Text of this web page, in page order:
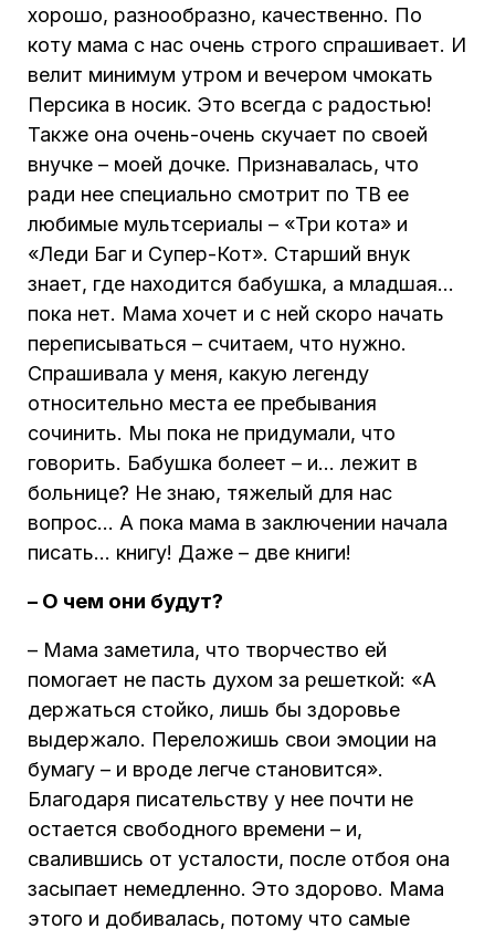
хорошо, разнообразно, качественно. По
коту мама с нас очень строго спрашивает. И
велит минимум утром и вечером чмокать
Персика в носик. Это всегда с радостью!
Также она очень-очень скучает по своей
внучке – моей дочке. Признавалась, что
ради нее специально смотрит по ТВ ее
любимые мультсериалы – «Три кота» и
«Леди Баг и Супер-Кот». Старший внук
знает, где находится бабушка, а младшая…
пока нет. Мама хочет и с ней скоро начать
переписываться – считаем, что нужно.
Спрашивала у меня, какую легенду
относительно места ее пребывания
сочинить. Мы пока не придумали, что
говорить. Бабушка болеет – и… лежит в
больнице? Не знаю, тяжелый для нас
вопрос… А пока мама в заключении начала
писать… книгу! Даже – две книги!
– О чем они будут?
– Мама заметила, что творчество ей
помогает не пасть духом за решеткой: «А
держаться стойко, лишь бы здоровье
выдержало. Переложишь свои эмоции на
бумагу – и вроде легче становится».
Благодаря писательству у нее почти не
остается свободного времени – и,
свалившись от усталости, после отбоя она
засыпает немедленно. Это здорово. Мама
этого и добивалась, потому что самые